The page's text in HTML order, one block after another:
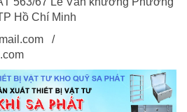
Hồ Chí Minh
/